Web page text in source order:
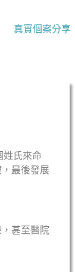
真實個案分享
氏來命
最後發展
甚至醫院